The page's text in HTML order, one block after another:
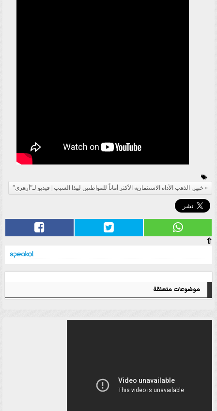
خبير: الذهب الأداة الاستثمارية الأكثر أماناً للمواطنين لهذا السبب | فيديو لـ”أزهري”
⇧
موضوعات متعلقة